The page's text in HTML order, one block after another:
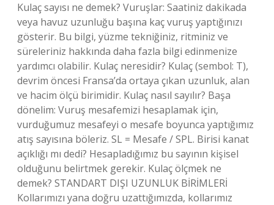
Kulaç sayısı ne demek? Vuruşlar: Saatiniz dakikada
veya havuz uzunluğu başına kaç vuruş yaptığınızı
gösterir. Bu bilgi, yüzme tekniğiniz, ritminiz ve
süreleriniz hakkında daha fazla bilgi edinmenize
yardımcı olabilir. Kulaç neresidir? Kulaç (sembol: T),
devrim öncesi Fransa’da ortaya çıkan uzunluk, alan
ve hacim ölçü birimidir. Kulaç nasıl sayılır? Başa
dönelim: Vuruş mesafemizi hesaplamak için,
vurduğumuz mesafeyi o mesafe boyunca yaptığımız
atış sayısına böleriz. SL = Mesafe / SPL. Birisi kanat
açıklığı mı dedi? Hesapladığımız bu sayının kişisel
olduğunu belirtmek gerekir. Kulaç ölçmek ne
demek? STANDART DIŞI UZUNLUK BİRİMLERİ
Kollarımızı yana doğru uzattığımızda, kollarımız